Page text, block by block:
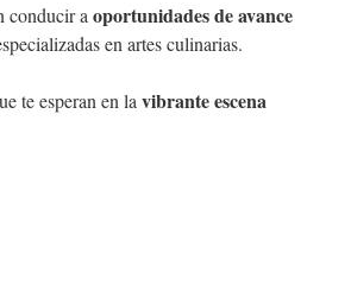
conducir a oportunidades de avance
en artes culinarias.
te esperan en la vibrante escena